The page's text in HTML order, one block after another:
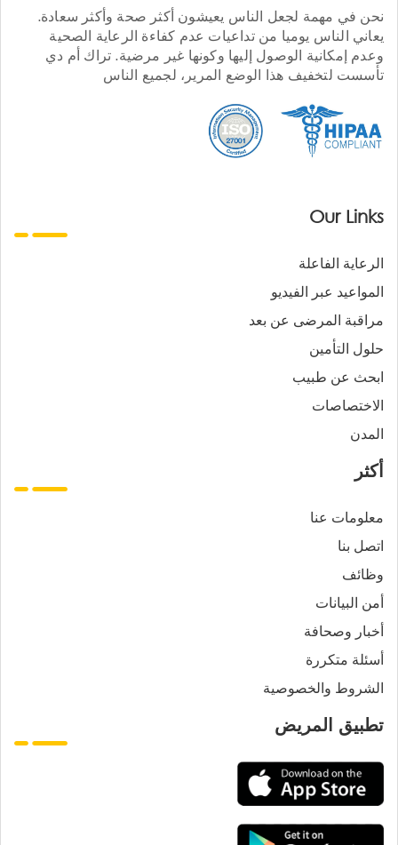
نحن في مهمة لجعل الناس يعيشون أكثر صحة وأكثر سعادة.
يعاني الناس يوميا من تداعيات عدم كفاءة الرعاية الصحية
وعدم إمكانية الوصول إليها وكونها غير مرضية. تراك أم دي
تأسست لتخفيف هذا الوضع المرير، لجميع الناس
Our Links
الرعاية الفاعلة
المواعيد عبر الفيديو
مراقبة المرضى عن بعد
حلول التأمين
ابحث عن طبيب
الاختصاصات
المدن
أكثر
معلومات عنا
اتصل بنا
وظائف
أمن البيانات
أخبار وصحافة
أسئلة متكررة
الشروط والخصوصية
تطبيق المريض